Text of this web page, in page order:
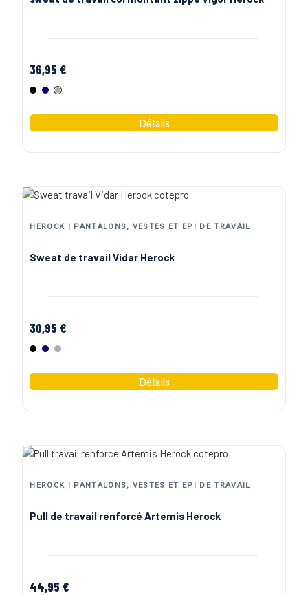
36,95 €
NoirMarine
Gris
HEROCK | PANTALONS, VESTES ET EPI DE TRAVAIL
Sweat de travail Vidar Herock
30,95 €
NoirMarine
Gris
HEROCK | PANTALONS, VESTES ET EPI DE TRAVAIL
Pull de travail renforcé Artemis Herock
44,95 €